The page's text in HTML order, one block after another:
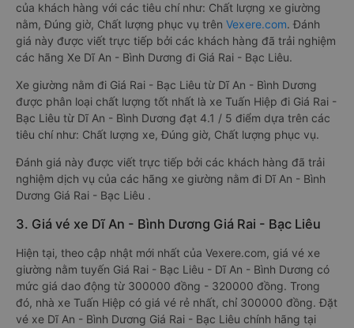
của khách hàng với các tiêu chí như: Chất lượng xe giường
nằm, Đúng giờ, Chất lượng phục vụ trên Vexere.com. Đánh
giá này được viết trực tiếp bởi các khách hàng đã trải nghiệm
các hãng Xe Dĩ An - Bình Dương đi Giá Rai - Bạc Liêu.
Xe giường nằm đi Giá Rai - Bạc Liêu từ Dĩ An - Bình Dương
được phân loại chất lượng tốt nhất là xe Tuấn Hiệp đi Giá Rai -
Bạc Liêu từ Dĩ An - Bình Dương đạt 4.1 / 5 điểm dựa trên các
tiêu chí như: Chất lượng xe, Đúng giờ, Chất lượng phục vụ.
Đánh giá này được viết trực tiếp bởi các khách hàng đã trải
nghiệm dịch vụ của các hãng xe giường nằm đi Dĩ An - Bình
Dương Giá Rai - Bạc Liêu .
3. Giá vé xe Dĩ An - Bình Dương Giá Rai - Bạc Liêu
Hiện tại, theo cập nhật mới nhất của Vexere.com, giá vé xe
giường nằm tuyến Giá Rai - Bạc Liêu - Dĩ An - Bình Dương có
mức giá dao động từ 300000 đồng - 320000 đồng. Trong
đó, nhà xe Tuấn Hiệp có giá vé rẻ nhất, chỉ 300000 đồng. Đặt
vé xe Dĩ An - Bình Dương Giá Rai - Bạc Liêu chính hãng tại